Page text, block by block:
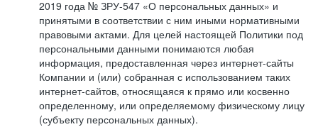
2019 года № ЗРУ-547 «О персональных данных» и
принятыми в соответствии с ним иными нормативными
правовыми актами. Для целей настоящей Политики под
персональными данными понимаются любая
информация, предоставленная через интернет-сайты
Компании и (или) собранная с использованием таких
интернет-сайтов, относящаяся к прямо или косвенно
определенному, или определяемому физическому лицу
(субъекту персональных данных).